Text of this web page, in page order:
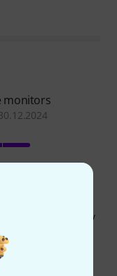
monitors
and even very